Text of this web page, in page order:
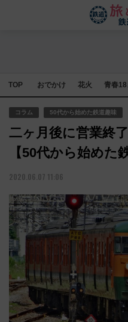
TOP おでかけ 花火 青春
コラム 50代から始めた鉄道趣味
二ヶ月後に営業終
【50代から始めた
2020.06.07 11:06